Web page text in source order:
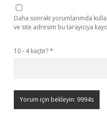
Daha sonraki yorumlarımda
ve site adresim bu tarayıcıya
10 - 4 kaçtır?*